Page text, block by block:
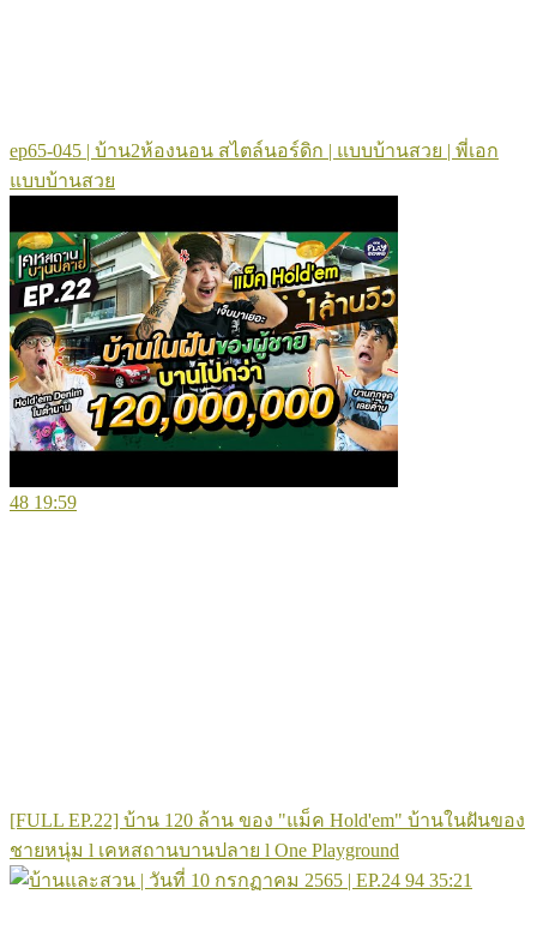
ep65-045 | บ้าน2ห้องนอน สไตล์นอร์ดิก | แบบบ้านสวย | พี่เอก
แบบบ้านสวย
48 19:59
[FULL EP.22] บ้าน 120 ล้าน ของ "แม็ค Hold'em" บ้านในฝันของ
ชายหนุ่ม l เคหสถานบานปลาย l One Playground
94 35:21